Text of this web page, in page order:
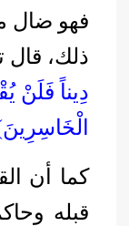
فهو ضال
ذلك، قال
دِيناً فَلَنْ
كما أن
قبله